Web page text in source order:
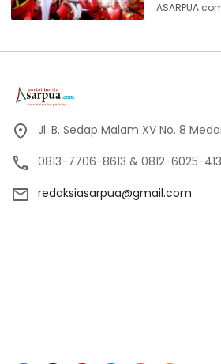
Jl. B. Sedap Malam XV No. 8
0813-7706-8613 & 0812-6025-413
redaksiasarpua@gmail.com